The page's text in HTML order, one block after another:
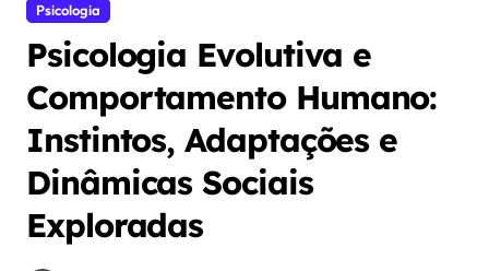
Psicologia
Psicologia Evolutiva e
Comportamento Humano:
Instintos, Adaptações e
Dinâmicas Sociais
Exploradas